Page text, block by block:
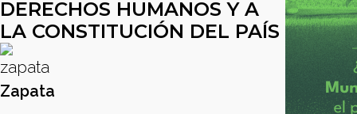
DERECHOS HUMANOS Y A
LA CONSTITUCIÓN DEL PAÍS
Zapata